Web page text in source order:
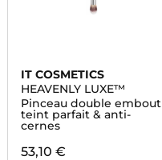
IT COSMETICS
HEAVENLY LUXE™
Pinceau double embout
teint parfait & anti-
cernes
53,10 €